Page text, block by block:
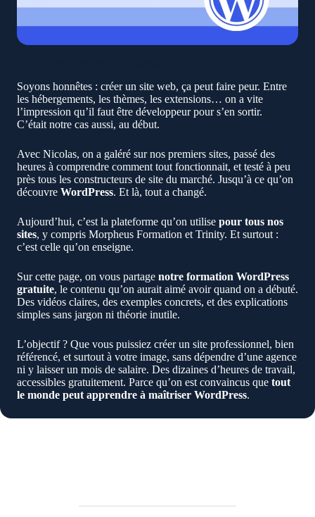
Soyons honnêtes : créer un site web, ça peut faire peur. Entre
les hébergements, les thèmes, les extensions… on a vite
l’impression qu’il faut être développeur pour s’en sortir.
C’était notre cas aussi, au début.
Avec Nicolas, on a galéré sur nos premiers sites, passé des
heures à comprendre comment tout fonctionnait, et testé à peu
près tous les constructeurs de site du marché. Jusqu’à ce qu’on
découvre WordPress. Et là, tout a changé.
Aujourd’hui, c’est la plateforme qu’on utilise pour tous nos
sites, y compris Morpheus Formation et Trinity. Et surtout :
c’est celle qu’on enseigne.
Sur cette page, on vous partage notre formation WordPress
gratuite, le contenu qu’on aurait aimé avoir quand on a débuté.
Des vidéos claires, des exemples concrets, et des explications
simples sans jargon ni théorie inutile.
L’objectif ? Que vous puissiez créer un site professionnel, bien
référencé, et surtout à votre image, sans dépendre d’une agence
ni y laisser un mois de salaire. Des dizaines d’heures de travail,
accessibles gratuitement. Parce qu’on est convaincus que tout
le monde peut apprendre à maîtriser WordPress.